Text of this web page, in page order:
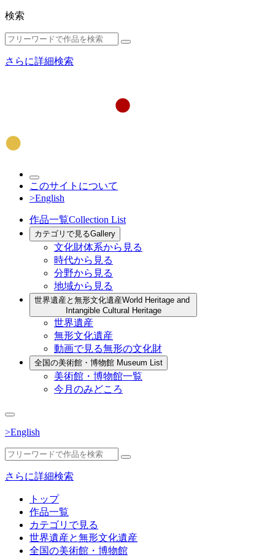
検索
さらに詳細検索
このサイトについて
>English
作品一覧Collection List
カテゴリで見るGallery
文化財体系から見る
時代から見る
分野から見る
地域から見る
世界遺産と無形文化遺産World Heritage and
Intangible Cultural Heritage
世界遺産
無形文化遺産
動画で見る無形の文化財
全国の美術館・博物館 Museum List
美術館・博物館一覧
今月のみどころ
>English
さらに詳細検索
トップ
作品一覧
カテゴリで見る
世界遺産と無形文化遺産
全国の美術館・博物館